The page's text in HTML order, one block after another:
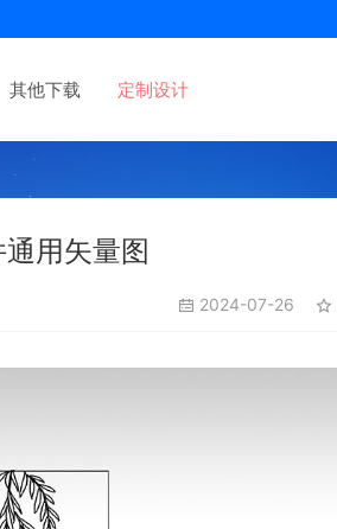
其他下载 定制设计
用矢量图
2024-07-26